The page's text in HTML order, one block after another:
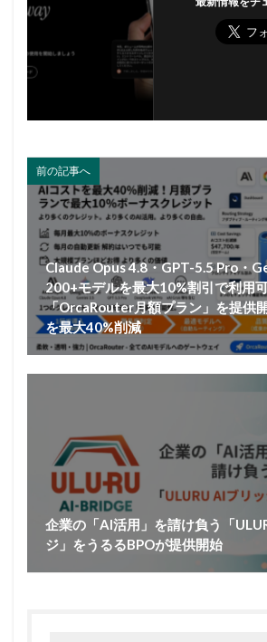
前の記事へ
Claude Opus 4.8・GPT-5.5 Pro・
200+モデルを最大10%割引で利用
「OrcaRouter月額プラン」を提供
を最大40%削減
企業の「AI活用」を請け負う「
ジ」をうるるBPOが提供開始